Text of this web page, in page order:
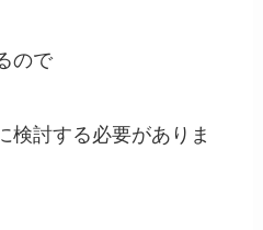
ので
検討する必要がありま